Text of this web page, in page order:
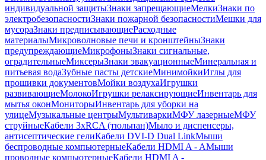
индивидуальной защитыЗнаки запрещающиеМелкиЗнаки по
электробезопасностиЗнаки пожарной безопасностиМешки для
мусораЗнаки предписывающиеРасходные
материалыМикроволновые печи и кронштейныЗнаки
предупреждающиеМикрофоныЗнаки сигнальные,
оградительныеМиксерыЗнаки эвакуационныеМинеральная и
питьевая водаЗубные пасты детскиеМинимойкиИглы для
прошивки документовМойки воздухаИгрушки
развивающиеМолокоИгрушки релаксирующиеИнвентарь для
мытья оконМониторыИнвентарь для уборки на
улицеМузыкальные центрыМультиваркиМФУ лазерныеМФУ
струйныеКабели 3xRCA (тюльпан)Мыло и диспенсеры,
антисептические гелиКабели DVI-D Dual LinkМыши
беспроводные компьютерныеКабели HDMI A - AМыши
проводные компьютерныеКабели HDMI A -